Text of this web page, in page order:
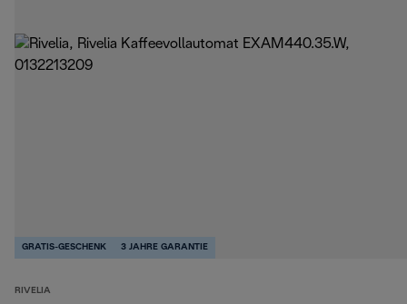
GRATIS-GESCHENK 3 JAHRE GARANTIE
RIVELIA